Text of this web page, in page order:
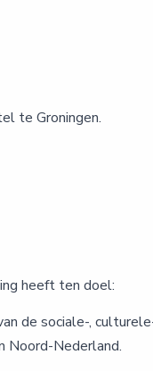
te Groningen.
heeft ten doel:
de sociale-,
Noord-Nederland.